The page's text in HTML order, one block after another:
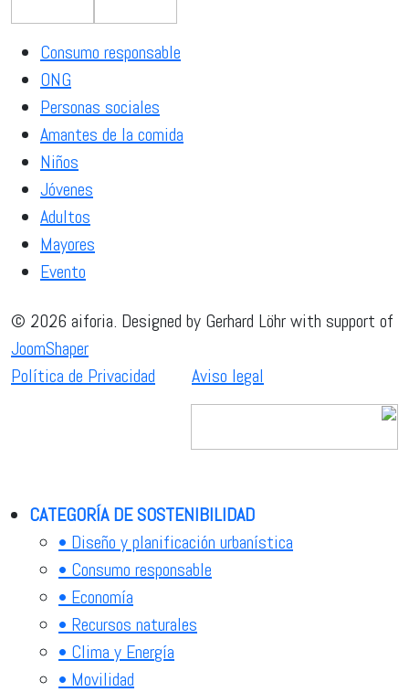
Consumo responsable
ONG
Personas sociales
Amantes de la comida
Niños
Jóvenes
Adultos
Mayores
Evento
© 2026 aiforia. Designed by Gerhard Löhr with support of
JoomShaper
Política de Privacidad
Aviso legal
CATEGORÍA DE SOSTENIBILIDAD
• Diseño y planificación urbanística
• Consumo responsable
• Economía
• Recursos naturales
• Clima y Energía
• Movilidad